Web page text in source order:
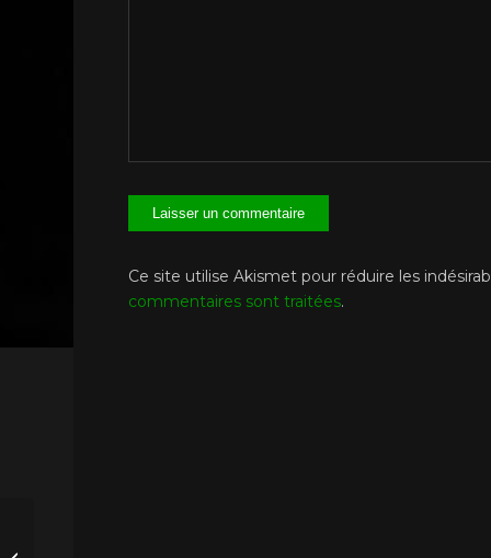
Ce site utilise Akismet pour réduire les
commentaires sont traitées.